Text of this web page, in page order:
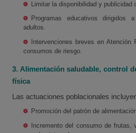
Limitar la disponibilidad y publicidad
Programas educativos dirigidos
adultos.
Intervenciones breves en Atención
consumos de riesgo.
3. Alimentación saludable, control
física
Las actuaciones poblacionales
Promoción del patrón de
Incremento del consumo de frutas,